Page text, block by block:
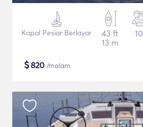
Kapal Pesiar Berlayar
43 ft
13 m
10
$820 /malam